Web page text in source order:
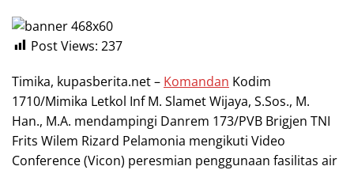
Post Views: 237
Timika, kupasberita.net – Komandan Kodim
1710/Mimika Letkol Inf M. Slamet Wijaya, S.Sos., M.
Han., M.A. mendampingi Danrem 173/PVB Brigjen TNI
Frits Wilem Rizard Pelamonia mengikuti Video
Conference (Vicon) peresmian penggunaan fasilitas air